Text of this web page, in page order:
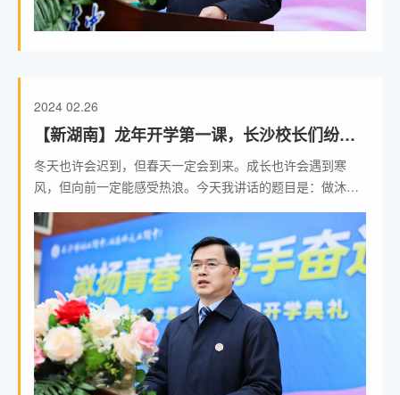
2024 02.26
【新湖南】龙年开学第一课，长沙校长们纷纷
传递“热辣滚烫”的爱
冬天也许会迟到，但春天一定会到来。成长也许会遇到寒
风，但向前一定能感受热浪。今天我讲话的题目是：做沐光